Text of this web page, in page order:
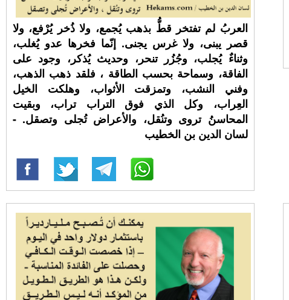
العربُ لم تفتخر قطُّ بذهب يُجمع، ولا ذُخر يُرْفع، ولا
قصر يبنى، ولا غرس يجنى. إنّما فخرها عدو يُغلب،
وثناءٌ يُجلب، وجُزُر تنحر، وحديث يُذكر، وجود على
الفاقة، وسماحة بحسب الطاقة ، فلقد ذهب الذهب،
وفني النشب، وتمزقت الأثواب، وهلكت الخيل
العِراب، وكل الذي فوق التراب تراب، وبقيت
المحاسنُ تروى وتنُقل، والأعراض تُجلى وتصقل. -
لسان الدين بن الخطيب